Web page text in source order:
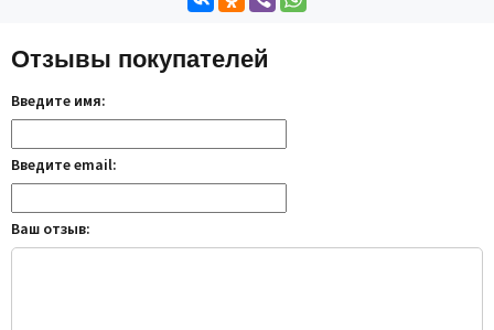
Отзывы покупателей
Введите имя:
Введите email:
Ваш отзыв: